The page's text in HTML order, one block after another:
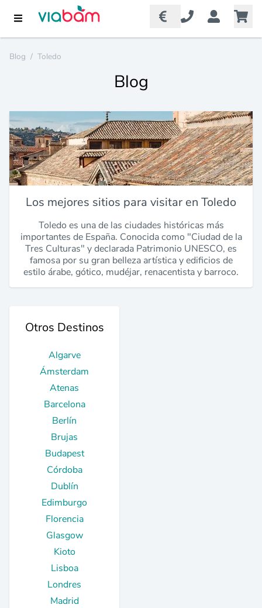
Blog / Toledo
Blog
Los mejores sitios para visitar en Toledo
Toledo es una de las ciudades históricas más
importantes de España. Conocida como "Ciudad de la
Tres Culturas" y declarada Patrimonio UNESCO, es
famosa por su gran belleza artística y edificios de
estilo árabe, gótico, mudéjar, renacentista y barroco.
Otros Destinos
Algarve
Ámsterdam
Atenas
Barcelona
Berlín
Brujas
Budapest
Córdoba
Dublín
Edimburgo
Florencia
Glasgow
Kioto
Lisboa
Londres
Madrid